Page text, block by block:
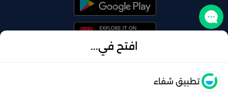
افتح في...
تطبيق شفاء © 2026 شفاء . كل الحقوق محفوظة
تواصل معنا